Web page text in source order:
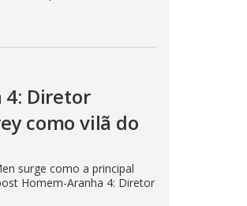
4: Diretor
como vilã do
surge como a principal
Homem-Aranha 4: Diretor